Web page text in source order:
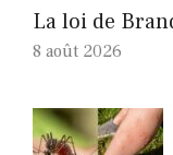
La loi de
8 août 2026